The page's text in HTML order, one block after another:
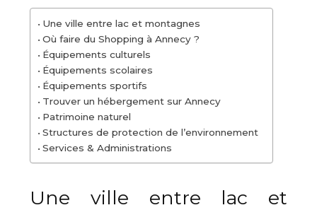
Une ville entre lac et montagnes
Où faire du Shopping à Annecy ?
Équipements culturels
Équipements scolaires
Équipements sportifs
Trouver un hébergement sur Annecy
Patrimoine naturel
Structures de protection de l’environnement
Services & Administrations
Une ville entre lac et